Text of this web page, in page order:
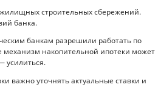
строительных сбережений.
банка.
банкам разрешили работать по
механизм накопительной ипотеки может
усилиться.
важно уточнять актуальные ставки и